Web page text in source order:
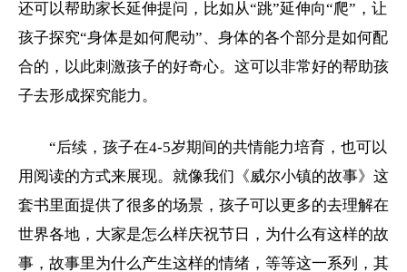
还可以帮助家长延伸提问，比如从“跳”延伸向“爬”，让
孩子探究“身体是如何爬动”、身体的各个部分是如何配
合的，以此刺激孩子的好奇心。这可以非常好的帮助孩
子去形成探究能力。
“后续，孩子在4-5岁期间的共情能力培育，也可以
用阅读的方式来展现。就像我们《威尔小镇的故事》这
套书里面提供了很多的场景，孩子可以更多的去理解在
世界各地，大家是怎么样庆祝节日，为什么有这样的故
事，故事里为什么产生这样的情绪，等等这一系列，其